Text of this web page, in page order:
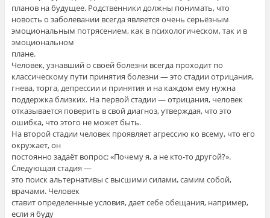
планов на будущее. Родственники должны понимать, что
новость о заболевании всегда является очень серьёзным
эмоциональным потрясением, как в психологическом, так и в
эмоциональном
плане.
Человек, узнавший о своей болезни всегда проходит по
классическому пути принятия болезни — это стадии отрицания,
гнева, торга, депрессии и принятия и на каждом ему нужна
поддержка близких. На первой стадии — отрицания, человек
отказывается поверить в свой диагноз, утверждая, что это
ошибка, что этого не может быть.
На второй стадии человек проявляет агрессию ко всему, что его
окружает, он
постоянно задаёт вопрос: «Почему я, а не кто-то другой?».
Следующая стадия —
это поиск альтернативы с высшими силами, самим собой,
врачами. Человек
ставит определенные условия, дает себе обещания, например,
если я буду